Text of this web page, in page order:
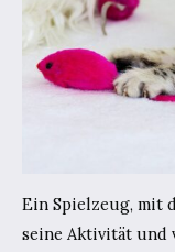
Ein Spielzeug, mit
seine Aktivität und